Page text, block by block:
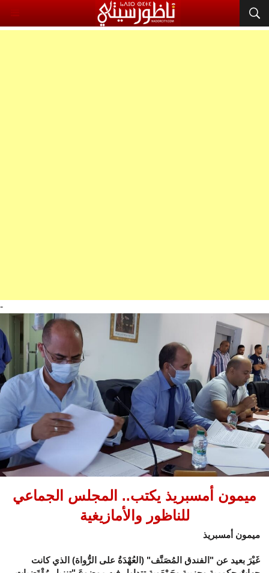
-
ميمون أمسبريذ يكتب.. المجلس الجماعي
للناظور والأمازيغية
ميمون أمسبريذ
غَيْرَ بعيد عن "الفندق المُصَنَّف" (العُهْدَةُ على الرُّواة) الذي كانت